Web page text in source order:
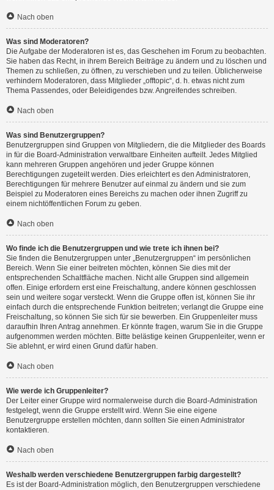
Nach oben
Was sind Moderatoren?
Die Aufgabe der Moderatoren ist es, das Geschehen im Forum zu beobachten.
Sie haben das Recht, in ihrem Bereich Beiträge zu ändern und zu löschen und
Themen zu schließen, zu öffnen, zu verschieben und zu teilen. Üblicherweise
verhindern Moderatoren, dass Mitglieder „offtopic“, d. h. etwas nicht zum
Thema Passendes, oder Beleidigendes bzw. Angreifendes schreiben.
Nach oben
Was sind Benutzergruppen?
Benutzergruppen sind Gruppen von Mitgliedern, die die Mitglieder des Boards
in für die Board-Administration verwaltbare Einheiten aufteilt. Jedes Mitglied
kann mehreren Gruppen angehören und jeder Gruppe können
Berechtigungen zugeteilt werden. Dies erleichtert es den Administratoren,
Berechtigungen für mehrere Benutzer auf einmal zu ändern und sie zum
Beispiel zu Moderatoren eines Bereichs zu machen oder ihnen Zugriff zu
einem nichtöffentlichen Forum zu geben.
Nach oben
Wo finde ich die Benutzergruppen und wie trete ich ihnen bei?
Sie finden die Benutzergruppen unter „Benutzergruppen“ im persönlichen
Bereich. Wenn Sie einer beitreten möchten, können Sie dies mit der
entsprechenden Schaltfläche machen. Nicht alle Gruppen sind allgemein
offen. Einige erfordern erst eine Freischaltung, andere können geschlossen
sein und weitere sogar versteckt. Wenn die Gruppe offen ist, können Sie ihr
einfach durch die entsprechende Funktion beitreten; verlangt die Gruppe eine
Freischaltung, so können Sie sich für sie bewerben. Ein Gruppenleiter muss
daraufhin Ihren Antrag annehmen. Er könnte fragen, warum Sie in die Gruppe
aufgenommen werden möchten. Bitte belästige keinen Gruppenleiter, wenn er
Sie ablehnt, er wird einen Grund dafür haben.
Nach oben
Wie werde ich Gruppenleiter?
Der Leiter einer Gruppe wird normalerweise durch die Board-Administration
festgelegt, wenn die Gruppe erstellt wird. Wenn Sie eine eigene
Benutzergruppe erstellen möchten, dann sollten Sie einen Administrator
kontaktieren.
Nach oben
Weshalb werden verschiedene Benutzergruppen farbig dargestellt?
Es ist der Board-Administration möglich, den Benutzergruppen verschiedene